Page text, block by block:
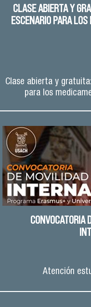
CLASE ABIERTA Y
ESCENARIO PARA
Clase abierta y
para los
CONVOCATORIA
Atención